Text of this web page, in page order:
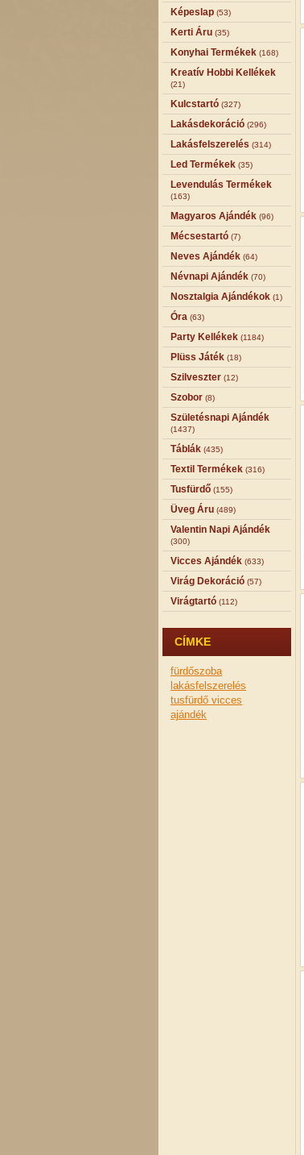
Képeslap (53)
Kerti Áru (35)
Konyhai Termékek (168)
Kreatív Hobbi Kellékek
(21)
Kulcstartó (327)
Lakásdekoráció (296)
Lakásfelszerelés (314)
Led Termékek (35)
Levendulás Termékek
(163)
Magyaros Ajándék (96)
Mécsestartó (7)
Neves Ajándék (64)
Névnapi Ajándék (70)
Nosztalgia Ajándékok (1)
Óra (63)
Party Kellékek (1184)
Plüss Játék (18)
Szilveszter (12)
Szobor (8)
Születésnapi Ajándék
(1437)
Táblák (435)
Textil Termékek (316)
Tusfürdő (155)
Üveg Áru (489)
Valentin Napi Ajándék
(300)
Vicces Ajándék (633)
Virág Dekoráció (57)
Virágtartó (112)
CÍMKE
fürdőszoba
lakásfelszerelés
tusfürdő vicces
ajándék